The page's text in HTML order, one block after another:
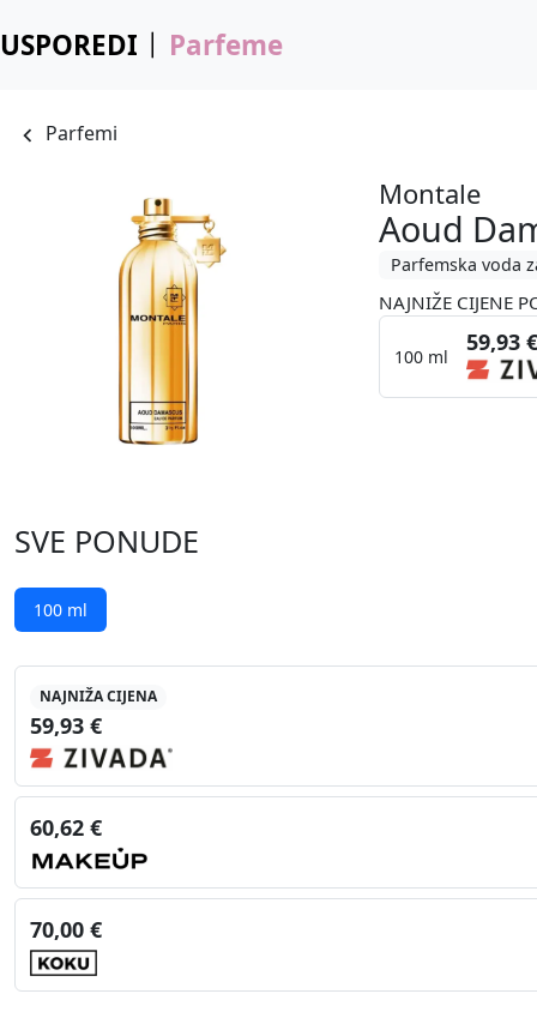
USPOREDI Parfeme
Parfemi
Montale
Aoud
Parfemska voda
NAJNIŽE CIJENE
100 ml
59,93
SVE PONUDE
100 ml
NAJNIŽA CIJENA
59,93 €
60,62 €
70,00 €